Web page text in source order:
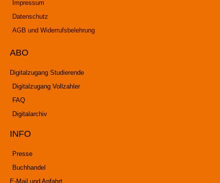
Impressum
Datenschutz
AGB und Widerrufsbelehrung
ABO
Digitalzugang Studierende
Digitalzugang Vollzahler
FAQ
Digitalarchiv
INFO
Presse
Buchhandel
E-Mail und Anfahrt